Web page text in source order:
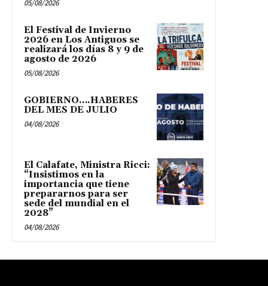
05/08/2026
El Festival de Invierno
2026 en Los Antiguos se
realizará los días 8 y 9 de
agosto de 2026
05/08/2026
GOBIERNO….HABERES
DEL MES DE JULIO
04/08/2026
El Calafate, Ministra Ricci:
“Insistimos en la
importancia que tiene
prepararnos para ser
sede del mundial en el
2028”
04/08/2026